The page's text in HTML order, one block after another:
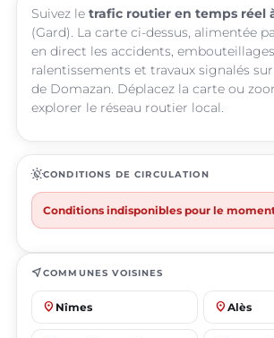
Suivez le trafic routier en temps réel
(Gard). La carte ci-dessus, alimentée
en direct les accidents, embouteillages,
ralentissements et travaux signalés
de Domazan. Déplacez la carte ou
explorer le réseau routier local.
routineCONDITIONS DE CIRCULATION
Conditions indisponibles pour le
near_meCOMMUNES VOISINES
place Nîmes place Alès